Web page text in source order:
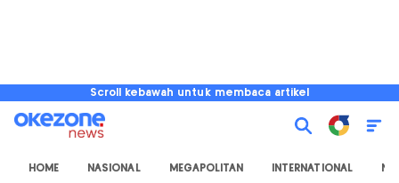
Scroll kebawah untuk membaca artikel
HOME NASIONAL MEGAPOLITAN INTERNATIONAL